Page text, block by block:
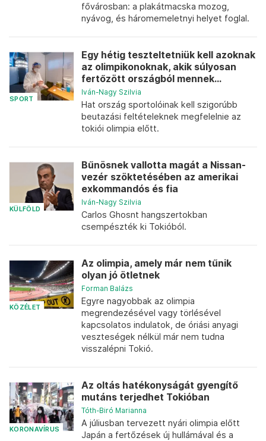
fővárosban: a plakátmacska mozog,
nyávog, és háromemeletnyi helyet foglal.
SPORT
Egy hétig teszteltetniük kell azoknak
az olimpikonoknak, akik súlyosan
fertőzött országból mennek...
Iván-Nagy Szilvia
Hat ország sportolóinak kell szigorúbb
beutazási feltételeknek megfelelnie az
tokiói olimpia előtt.
KÜLFÖLD
Bűnösnek vallotta magát a Nissan-
vezér szöktetésében az amerikai
exkommandós és fia
Iván-Nagy Szilvia
Carlos Ghosnt hangszertokban
csempészték ki Tokióból.
KÖZÉLET
Az olimpia, amely már nem tűnik
olyan jó ötletnek
Forman Balázs
Egyre nagyobbak az olimpia
megrendezésével vagy törlésével
kapcsolatos indulatok, de óriási anyagi
veszteségek nélkül már nem tudna
visszalépni Tokió.
KORONAVÍRUS
Az oltás hatékonyságát gyengítő
mutáns terjedhet Tokióban
Tóth-Biró Marianna
A júliusban tervezett nyári olimpia előtt
Japán a fertőzések új hullámával és a